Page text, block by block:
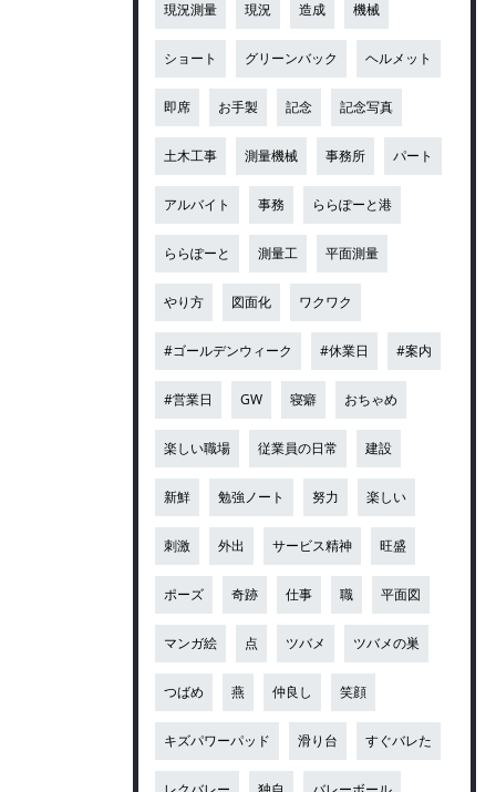
現況測量 現況 造成 機械
ショート グリーンバック ヘルメット
即席 お手製 記念 記念写真
土木工事 測量機械 事務所 パート
アルバイト 事務 ららぽーと港
ららぽーと 測量工 平面測量
やり方 図面化 ワクワク
#ゴールデンウィーク #休業日 #案内
#営業日 GW 寝癖 おちゃめ
楽しい職場 従業員の日常 建設
新鮮 勉強ノート 努力 楽しい
刺激 外出 サービス精神 旺盛
ポーズ 奇跡 仕事 職 平面図
マンガ絵 点 ツバメ ツバメの巣
つばめ 燕 仲良し 笑顔
キズパワーパッド 滑り台 すぐバレた